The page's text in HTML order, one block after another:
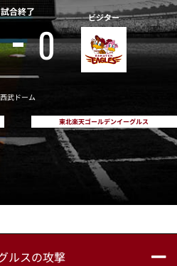
試合終了
0
西武ドーム
ビジター
東北楽天ゴールデンイーグルス
ルスの攻撃